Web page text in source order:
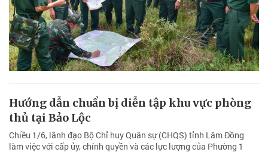
Hướng dẫn chuẩn bị diễn tập khu vực phòng
thủ tại Bảo Lộc
Chiều 1/6, lãnh đạo Bộ Chỉ huy Quân sự (CHQS) tỉnh Lâm Đồng
làm việc với cấp ủy, chính quyền và các lực lượng của Phường 1